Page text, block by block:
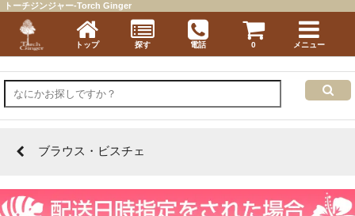
ブラウス・ビスチェ
トーチジンジャー-Torch Ginger
トップ 探す 電話 0 メニュー